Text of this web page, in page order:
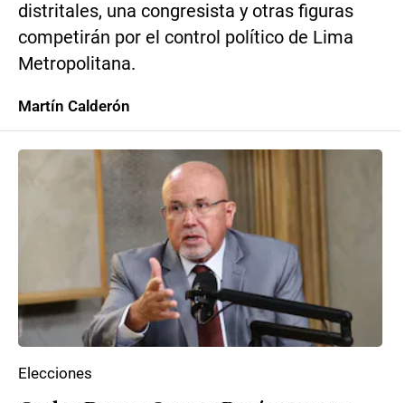
distritales, una congresista y otras figuras
competirán por el control político de Lima
Metropolitana.
Martín Calderón
Elecciones